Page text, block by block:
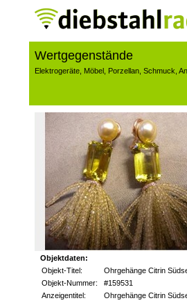
Wertgegenstände
Elektrogeräte Möbel Porzellan Schmuck
Objektdaten:
Objekt-Titel:
Ohrgehänge Citrin
Objekt-Nummer:
#159531
Anzeigentitel:
Ohrgehänge Citrin